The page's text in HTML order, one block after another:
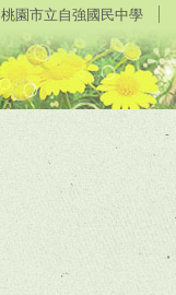
桃園市立自強國民中學